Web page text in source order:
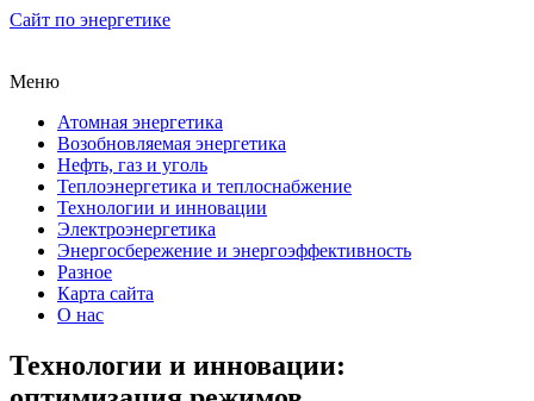
Сайт по энергетике
Меню
Атомная энергетика
Возобновляемая энергетика
Нефть, газ и уголь
Теплоэнергетика и теплоснабжение
Технологии и инновации
Электроэнергетика
Энергосбережение и энергоэффективность
Разное
Карта сайта
О нас
Технологии и инновации: